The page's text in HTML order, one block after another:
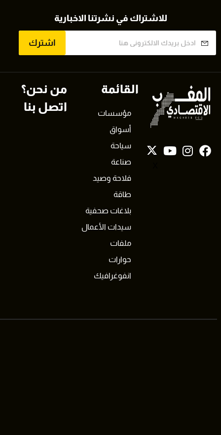
للاشتراك في نشرتنا الاخبارية
اشترك
القائمة
مؤسسات
أسواق
سياحة
صناعة
فلاحة وصيد
طاقة
بلاغات صحفية
سيدات الأعمال
ملفات
حوارات
انفوغرافيك
من نحن؟
اتصل بنا